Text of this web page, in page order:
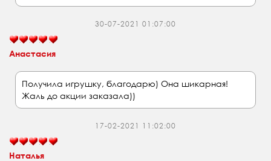
30-07-2021 01:07:00
Анастасия
Получила игрушку, благодарю) Она шикарная!
Жаль до акции заказала))
17-02-2021 11:02:00
Наталья